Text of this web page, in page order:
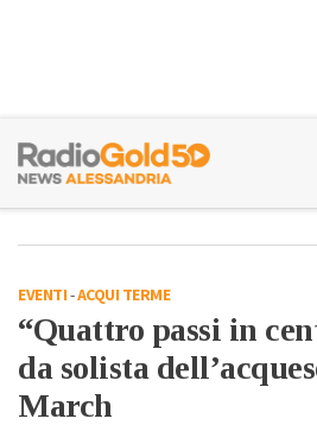
EVENTI-ACQUI TERME
“Quattro passi in
da solista
March